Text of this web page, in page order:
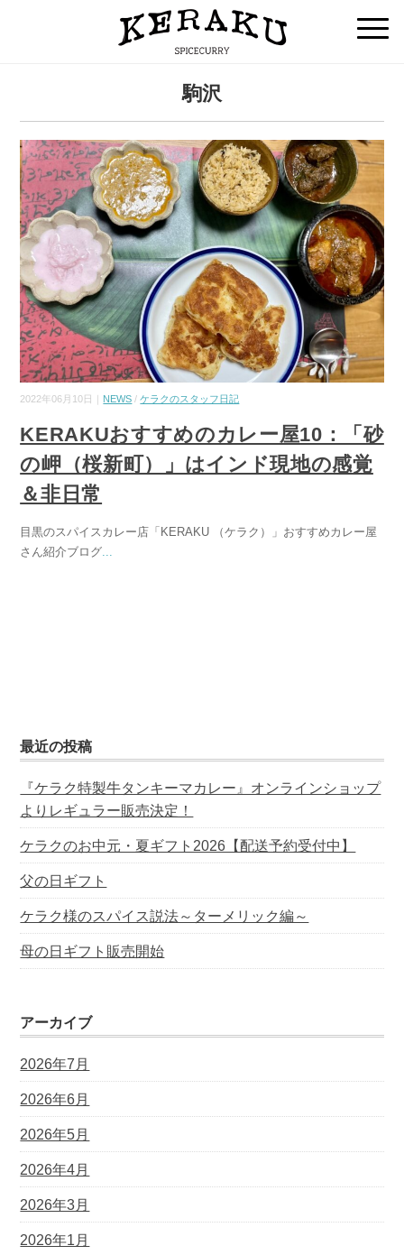
駒沢
2022年06月10日｜ NEWS /ケラクのスタッフ日記
KERAKUおすすめのカレー屋10：「砂
の岬（桜新町）」はインド現地の感覚
＆非日常
目黒のスパイスカレー店「KERAKU （ケラク）」おすすめカレー屋
さん紹介ブログ
最近の投稿
『ケラク特製牛タンキーマカレー』オンラインショップ
よりレギュラー販売決定！
ケラクのお中元・夏ギフト2026【配送予約受付中】
父の日ギフト
ケラク様のスパイス説法～ターメリック編～
母の日ギフト販売開始
アーカイブ
2026年7月
2026年6月
2026年5月
2026年4月
2026年3月
2026年1月